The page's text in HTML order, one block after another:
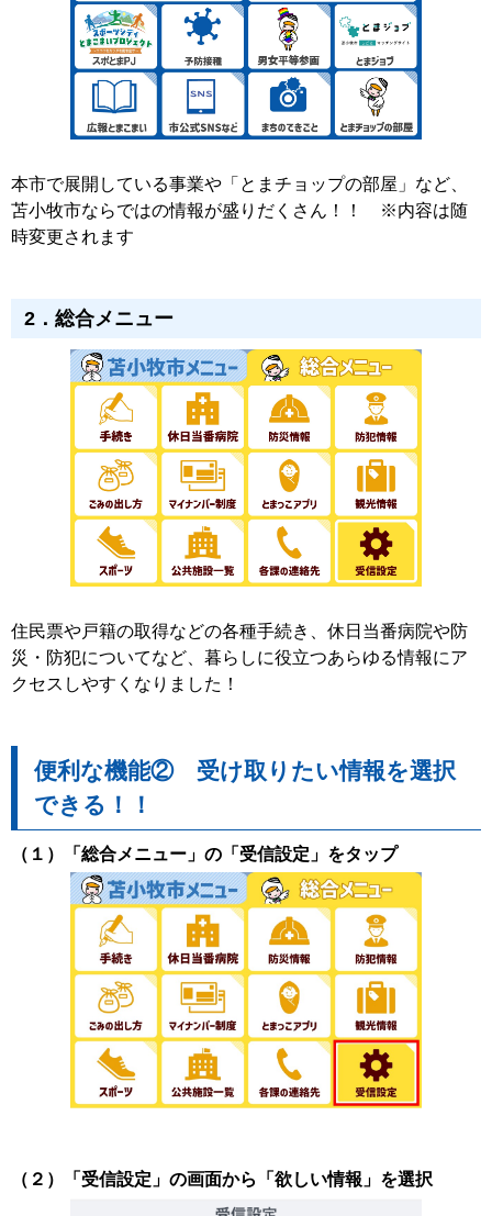
本市で展開している事業や「とまチョップの部屋」など、
苫小牧市ならではの情報が盛りだくさん！！ ※内容は随
時変更されます
2．総合メニュー
住民票や戸籍の取得などの各種手続き、休日当番病院や防
災・防犯についてなど、暮らしに役立つあらゆる情報にア
クセスしやすくなりました！
便利な機能② 受け取りたい情報を選択
できる！！
（１）「総合メニュー」の「受信設定」をタップ
（２）「受信設定」の画面から「欲しい情報」を選択